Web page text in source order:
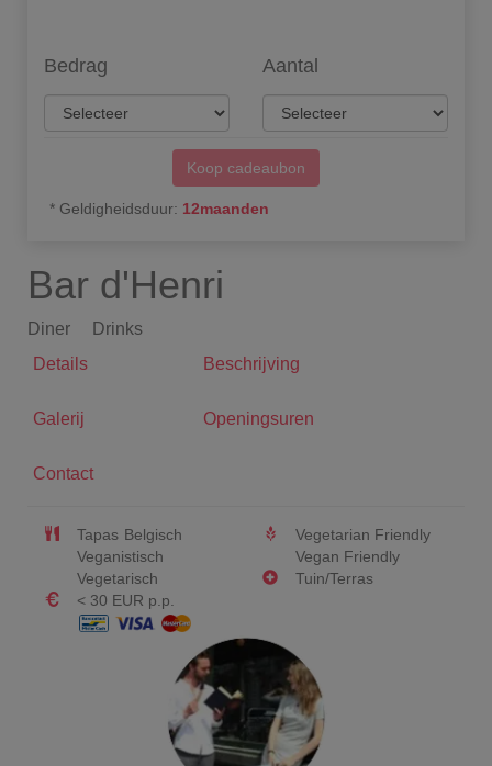
Bedrag Aantal
Koop cadeaubon
* Geldigheidsduur: 12maanden
Bar d'Henri
Diner
Drinks
Details
Beschrijving
Galerij Openingsuren
Contact
Tapas Belgisch
Veganistisch
Vegetarisch
Vegetarian Friendly
Vegan Friendly
Tuin/Terras
< 30 EUR p.p.